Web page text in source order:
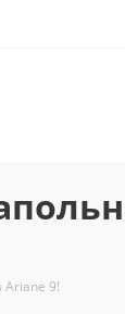
Ariane 9!